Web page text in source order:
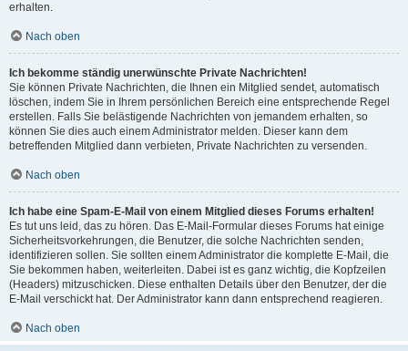
erhalten.
Nach oben
Ich bekomme ständig unerwünschte Private Nachrichten!
Sie können Private Nachrichten, die Ihnen ein Mitglied sendet, automatisch
löschen, indem Sie in Ihrem persönlichen Bereich eine entsprechende Regel
erstellen. Falls Sie belästigende Nachrichten von jemandem erhalten, so
können Sie dies auch einem Administrator melden. Dieser kann dem
betreffenden Mitglied dann verbieten, Private Nachrichten zu versenden.
Nach oben
Ich habe eine Spam-E-Mail von einem Mitglied dieses Forums erhalten!
Es tut uns leid, das zu hören. Das E-Mail-Formular dieses Forums hat einige
Sicherheitsvorkehrungen, die Benutzer, die solche Nachrichten senden,
identifizieren sollen. Sie sollten einem Administrator die komplette E-Mail, die
Sie bekommen haben, weiterleiten. Dabei ist es ganz wichtig, die Kopfzeilen
(Headers) mitzuschicken. Diese enthalten Details über den Benutzer, der die
E-Mail verschickt hat. Der Administrator kann dann entsprechend reagieren.
Nach oben